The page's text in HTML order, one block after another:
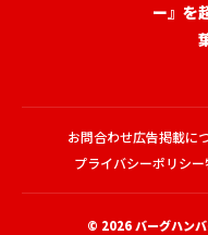
ー』を
お問合わせ広告掲載に
プライバシーポリシー
© 2026バーグハン